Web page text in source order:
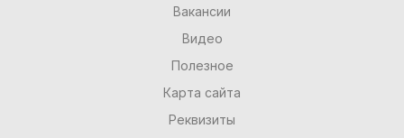
Вакансии
Видео
Полезное
Карта сайта
Реквизиты